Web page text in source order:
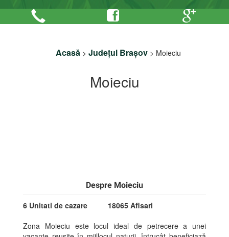
Acasă > Județul Brașov > Moieciu
Moieciu
Despre Moieciu
6 Unitati de cazare
18065 Afisari
Zona Moieciu este locul ideal de petrecere a unei